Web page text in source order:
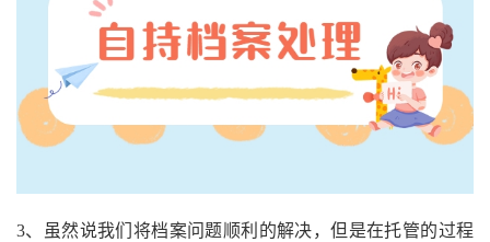
3、虽然说我们将档案问题顺利的解决，但是在托管的过程